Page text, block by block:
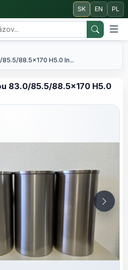
SK EN PL
88.5x170 H5.0 In...
83.0/85.5/88.5x170 H5.0